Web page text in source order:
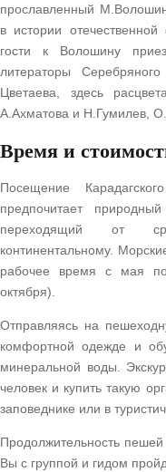
прославленный
в истории
гости к Волошину
литераторы
Цветаева, здесь
А.Ахматова и Н.Гумилев,
Время и
Посещение
предпочитает
переходящий от
континентальному.
рабочее время с мая
октября).
Отправляясь на
комфортной одежде и
минеральной воды.
человек и купить такую
заповеднике или в
Продолжительность
Вы с группой и гидом